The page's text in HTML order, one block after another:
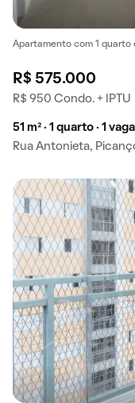
Apartamento com 1 quarto
R$ 575.000
R$ 950 Condo. + IPTU
51 m² · 1 quarto · 1 vaga
Rua Antonieta,